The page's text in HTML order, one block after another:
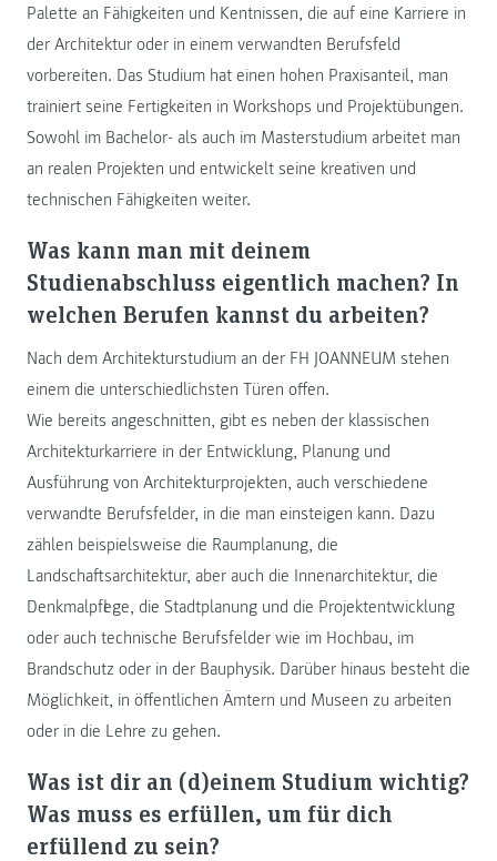
Palette an Fähigkeiten und Kentnissen, die auf eine Karriere in
der Architektur oder in einem verwandten Berufsfeld
vorbereiten. Das Studium hat einen hohen Praxisanteil, man
trainiert seine Fertigkeiten in Workshops und Projektübungen.
Sowohl im Bachelor- als auch im Masterstudium arbeitet man
an realen Projekten und entwickelt seine kreativen und
technischen Fähigkeiten weiter.
Was kann man mit deinem
Studienabschluss eigentlich machen? In
welchen Berufen kannst du arbeiten?
Nach dem Architekturstudium an der FH JOANNEUM stehen
einem die unterschiedlichsten Türen offen.
Wie bereits angeschnitten, gibt es neben der klassischen
Architekturkarriere in der Entwicklung, Planung und
Ausführung von Architekturprojekten, auch verschiedene
verwandte Berufsfelder, in die man einsteigen kann. Dazu
zählen beispielsweise die Raumplanung, die
Landschaftsarchitektur, aber auch die Innenarchitektur, die
Denkmalpflege, die Stadtplanung und die Projektentwicklung
oder auch technische Berufsfelder wie im Hochbau, im
Brandschutz oder in der Bauphysik. Darüber hinaus besteht die
Möglichkeit, in öffentlichen Ämtern und Museen zu arbeiten
oder in die Lehre zu gehen.
Was ist dir an (d)einem Studium wichtig?
Was muss es erfüllen, um für dich
erfüllend zu sein?